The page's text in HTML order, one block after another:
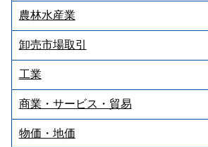
農林水産業
卸売市場取引
工業
商業・サービス・貿易
物価・地価